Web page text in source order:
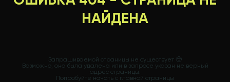
НАЙДЕНА
Запрашиваемой страницы не существует 🥺
Возможно, она была удалена или в запросе указан не верный
адрес страницы.
Попробуйте начать с главной страницы